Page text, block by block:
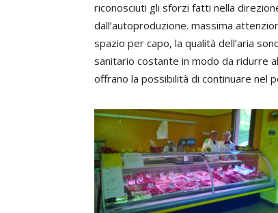
riconosciuti gli sforzi fatti nella
dall’autoproduzione. massima
spazio per capo, la qualità dell’aria
sanitario costante in modo da ridurre
offrano la possibilità di continuare nel